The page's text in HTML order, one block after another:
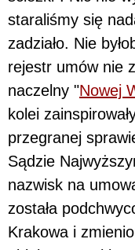
staraliśmy się
zadziało. Nie
rejestr umów nie
naczelny "Nowej
kolei
przegranej
Sądzie
nazwisk na
została
Krakowa i